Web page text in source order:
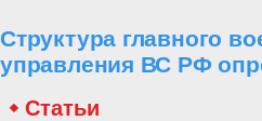
Структура главного
управления ВС РФ
Статьи